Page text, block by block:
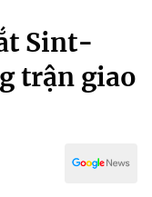
Sint-
trận giao